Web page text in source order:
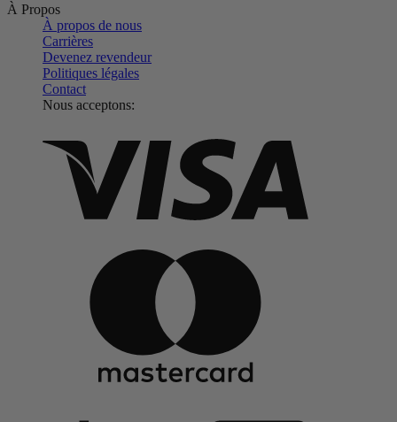
À Propos
À propos de nous
Carrières
Devenez revendeur
Politiques légales
Contact
Nous acceptons: